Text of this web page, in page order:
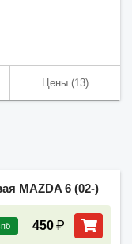
Цены (13)
MAZDA 6 (02-)
450₽